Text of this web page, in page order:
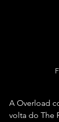
A Overload
volta do The